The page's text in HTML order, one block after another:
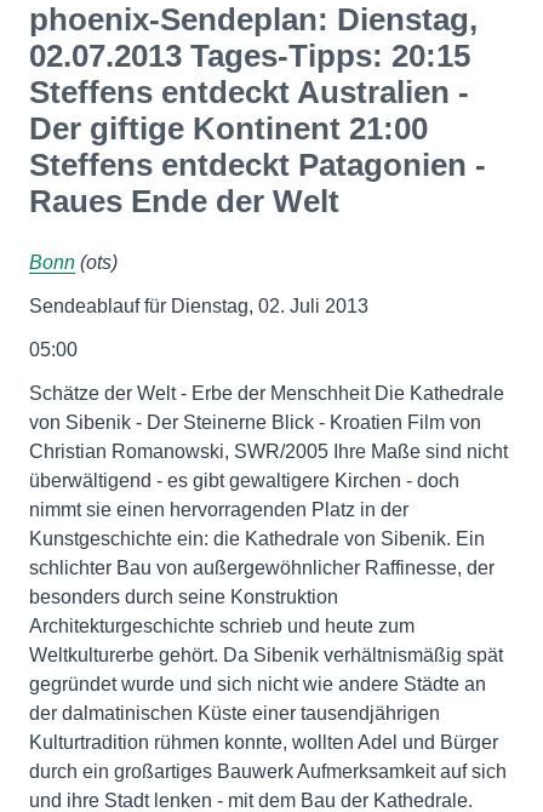
phoenix-Sendeplan: Dienstag,
02.07.2013 Tages-Tipps: 20:15
Steffens entdeckt Australien -
Der giftige Kontinent 21:00
Steffens entdeckt Patagonien -
Raues Ende der Welt
Bonn (ots)
Sendeablauf für Dienstag, 02. Juli 2013
05:00
Schätze der Welt - Erbe der Menschheit Die Kathedrale
von Sibenik - Der Steinerne Blick - Kroatien Film von
Christian Romanowski, SWR/2005 Ihre Maße sind nicht
überwältigend - es gibt gewaltigere Kirchen - doch
nimmt sie einen hervorragenden Platz in der
Kunstgeschichte ein: die Kathedrale von Sibenik. Ein
schlichter Bau von außergewöhnlicher Raffinesse, der
besonders durch seine Konstruktion
Architekturgeschichte schrieb und heute zum
Weltkulturerbe gehört. Da Sibenik verhältnismäßig spät
gegründet wurde und sich nicht wie andere Städte an
der dalmatinischen Küste einer tausendjährigen
Kulturtradition rühmen konnte, wollten Adel und Bürger
durch ein großartiges Bauwerk Aufmerksamkeit auf sich
und ihre Stadt lenken - mit dem Bau der Kathedrale.